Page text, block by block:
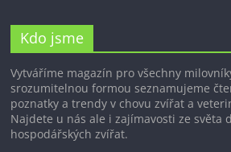
Kdo jsme
Vytváříme magazín pro všechny
srozumitelnou formou seznamujeme
poznatky a trendy v chovu zvířat a
Najdete u nás ale i zajímavosti ze světa
hospodářských zvířat.